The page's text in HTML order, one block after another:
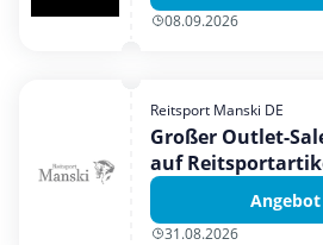
Shopping
Urlaub & Reise
08.09.2026
Reitsport Manski DE
Großer Outlet-
auf
31.08.2026